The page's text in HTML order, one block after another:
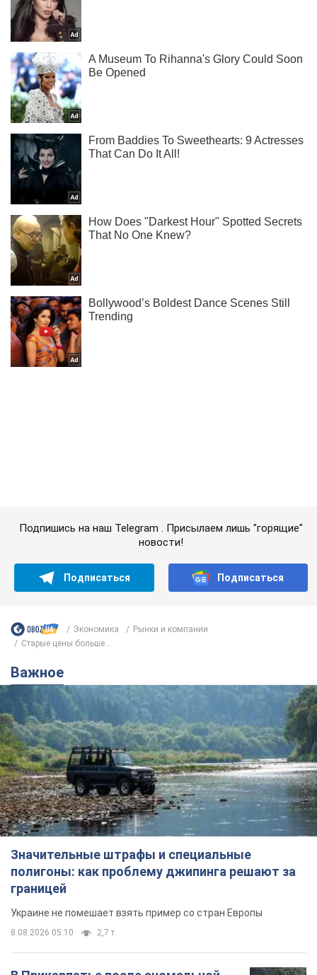
Важное
Значительные штрафы и специальные
полигоны: как проблему джипинга решают за
границей
Украине не помешает взять пример со стран Европы
8.08.2026 05:10 2,7 т.
В Прикарпатье после аномальной
жары прошел сильный ливень:
дороги превратились в реки. Видео
Непогода обрушилась на Ивано-Франковскую
Женщине начислили 729 тыс. грн